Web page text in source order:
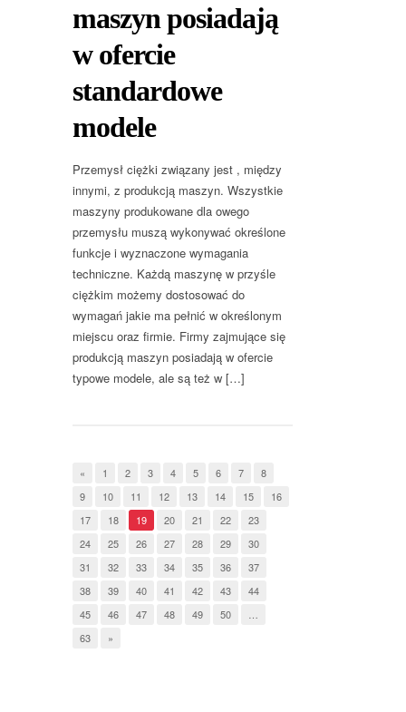
maszyn posiadają
w ofercie
standardowe
modele
Przemysł ciężki związany jest , między
innymi, z produkcją maszyn. Wszystkie
maszyny produkowane dla owego
przemysłu muszą wykonywać określone
funkcje i wyznaczone wymagania
techniczne. Każdą maszynę w przyśle
ciężkim możemy dostosować do
wymagań jakie ma pełnić w określonym
miejscu oraz firmie. Firmy zajmujące się
produkcją maszyn posiadają w ofercie
typowe modele, ale są też w […]
« 1 2 3 4 5 6 7
8
9
10 11 12 13 14 15
16
17
18 19 20 21 22
23
24
25 26 27 28 29
30
31
32 33 34 35 36
37
38
39 40 41 42 43
44
45
46 47 48 49 50
…
63
»